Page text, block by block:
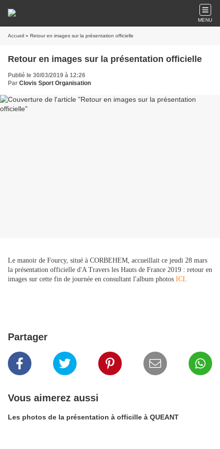
MENU
Accueil » Retour en images sur la présentation officielle
Retour en images sur la présentation officielle
Publié le 30/03/2019 à 12:26
Par Clovis Sport Organisation
Le manoir de Fourcy, situé à CORBEHEM, accueillait ce jeudi 28 mars
la présentation officielle d'A Travers les Hauts de France 2019 : retour en
images sur cette fin de journée en consultant l'album photos ICI.
Partager
Vous aimerez aussi
Les photos de la présentation à officille à QUEANT